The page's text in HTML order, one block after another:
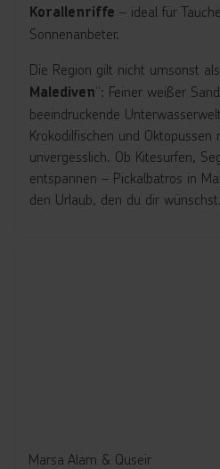
Korallenriffe – ideal für
Sonnenanbeter.
Die Region gilt nicht umsonst
Malediven“: Feiner weißer
beeindruckende
Krokodilfischen und
unvergesslich. Ob Kitesurfen,
entspannen – Pickalbatros in
den Urlaub, den du dir wünschst.
Marsa Alam & Quseir